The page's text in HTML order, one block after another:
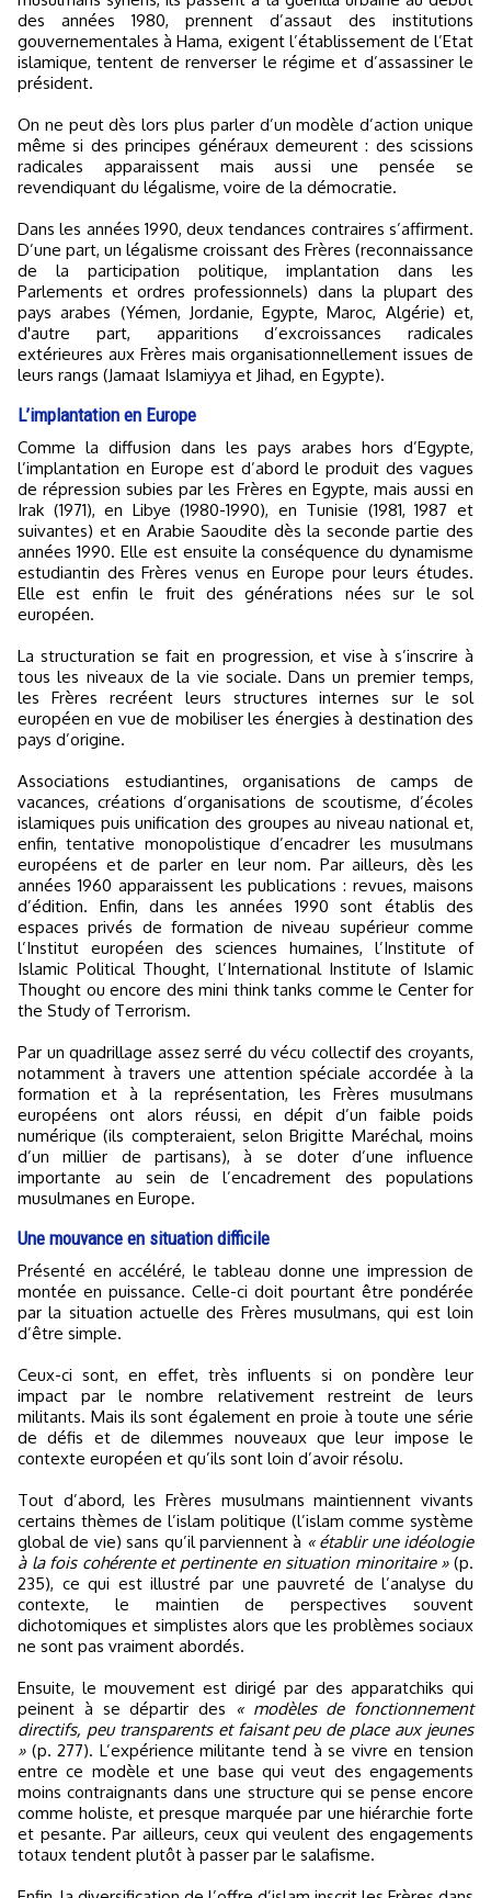
des années 1980, prennent d’assaut des institutions
gouvernementales à Hama, exigent l’établissement de l’Etat
islamique, tentent de renverser le régime et d’assassiner le
président.
On ne peut dès lors plus parler d’un modèle d’action unique
même si des principes généraux demeurent : des scissions
radicales apparaissent mais aussi une pensée se
revendiquant du légalisme, voire de la démocratie.
Dans les années 1990, deux tendances contraires s’affirment.
D’une part, un légalisme croissant des Frères (reconnaissance
de la participation politique, implantation dans les
Parlements et ordres professionnels) dans la plupart des
pays arabes (Yémen, Jordanie, Egypte, Maroc, Algérie) et,
d'autre part, apparitions d’excroissances radicales
extérieures aux Frères mais organisationnellement issues de
leurs rangs (Jamaat Islamiyya et Jihad, en Egypte).
L’implantation en Europe
Comme la diffusion dans les pays arabes hors d’Egypte,
l’implantation en Europe est d’abord le produit des vagues
de répression subies par les Frères en Egypte, mais aussi en
Irak (1971), en Libye (1980-1990), en Tunisie (1981, 1987 et
suivantes) et en Arabie Saoudite dès la seconde partie des
années 1990. Elle est ensuite la conséquence du dynamisme
estudiantin des Frères venus en Europe pour leurs études.
Elle est enfin le fruit des générations nées sur le sol
européen.
La structuration se fait en progression, et vise à s’inscrire à
tous les niveaux de la vie sociale. Dans un premier temps,
les Frères recréent leurs structures internes sur le sol
européen en vue de mobiliser les énergies à destination des
pays d’origine.
Associations estudiantines, organisations de camps de
vacances, créations d’organisations de scoutisme, d’écoles
islamiques puis unification des groupes au niveau national et,
enfin, tentative monopolistique d’encadrer les musulmans
européens et de parler en leur nom. Par ailleurs, dès les
années 1960 apparaissent les publications : revues, maisons
d’édition. Enfin, dans les années 1990 sont établis des
espaces privés de formation de niveau supérieur comme
l’Institut européen des sciences humaines, l’Institute of
Islamic Political Thought, l’International Institute of Islamic
Thought ou encore des mini think tanks comme le Center for
the Study of Terrorism.
Par un quadrillage assez serré du vécu collectif des croyants,
notamment à travers une attention spéciale accordée à la
formation et à la représentation, les Frères musulmans
européens ont alors réussi, en dépit d’un faible poids
numérique (ils compteraient, selon Brigitte Maréchal, moins
d’un millier de partisans), à se doter d’une influence
importante au sein de l’encadrement des populations
musulmanes en Europe.
Une mouvance en situation difficile
Présenté en accéléré, le tableau donne une impression de
montée en puissance. Celle-ci doit pourtant être pondérée
par la situation actuelle des Frères musulmans, qui est loin
d’être simple.
Ceux-ci sont, en effet, très influents si on pondère leur
impact par le nombre relativement restreint de leurs
militants. Mais ils sont également en proie à toute une série
de défis et de dilemmes nouveaux que leur impose le
contexte européen et qu’ils sont loin d’avoir résolu.
Tout d’abord, les Frères musulmans maintiennent vivants
certains thèmes de l’islam politique (l’islam comme système
global de vie) sans qu’il parviennent à « établir une idéologie
à la fois cohérente et pertinente en situation minoritaire »(p.
235), ce qui est illustré par une pauvreté de l’analyse du
contexte, le maintien de perspectives souvent
dichotomiques et simplistes alors que les problèmes sociaux
ne sont pas vraiment abordés.
Ensuite, le mouvement est dirigé par des apparatchiks qui
peinent à se départir des
« modèles de fonctionnement
directifs, peu transparents et faisant peu de place aux jeunes
» (p. 277). L’expérience militante tend à se vivre en tension
entre ce modèle et une base qui veut des engagements
moins contraignants dans une structure qui se pense encore
comme holiste, et presque marquée par une hiérarchie forte
et pesante. Par ailleurs, ceux qui veulent des engagements
totaux tendent plutôt à passer par le salafisme.